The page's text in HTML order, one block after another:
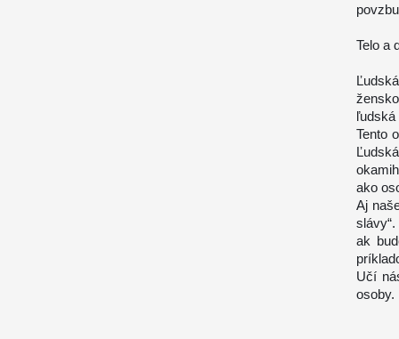
Telo a
Tento
ako
Aj
ak
Učí
osoby.